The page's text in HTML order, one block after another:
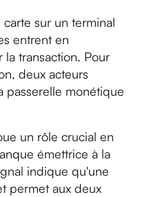
sur un terminal
entrent en
transaction. Pour
deux acteurs
passerelle monétique
un rôle crucial en
émettrice à la
indique qu'une
permet aux deux